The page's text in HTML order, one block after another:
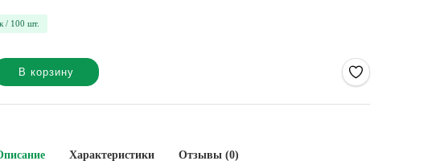
/ 100 шт.
В корзину
Характеристики Отзывы (0)